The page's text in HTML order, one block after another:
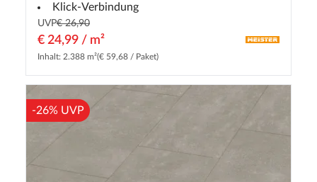
Klick-Verbindung
UVP€ 26,90
€ 24,99 / m²
Inhalt: 2.388 m²(€ 59,68 / Paket)
-26% UVP